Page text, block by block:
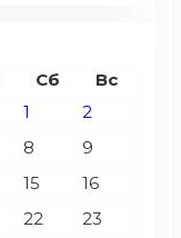
Сб
Вс
1
2
8
9
15
16
22 23